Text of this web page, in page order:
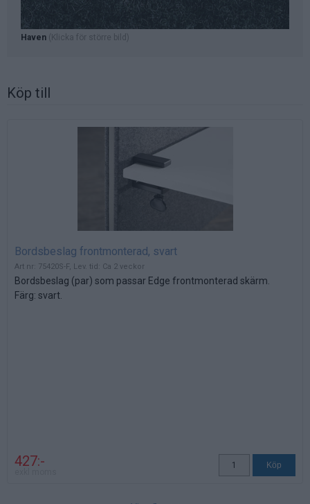
Haven (Klicka för större bild)
Köp till
Bordsbeslag frontmonterad, svart
Art nr: 75420S-F, Lev. tid: Ca 2 veckor
Bordsbeslag (par) som passar Edge frontmonterad skärm.
Färg: svart.
427:-